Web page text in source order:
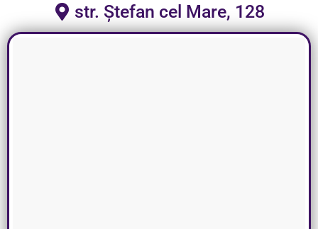
str. Ștefan cel Mare, 128